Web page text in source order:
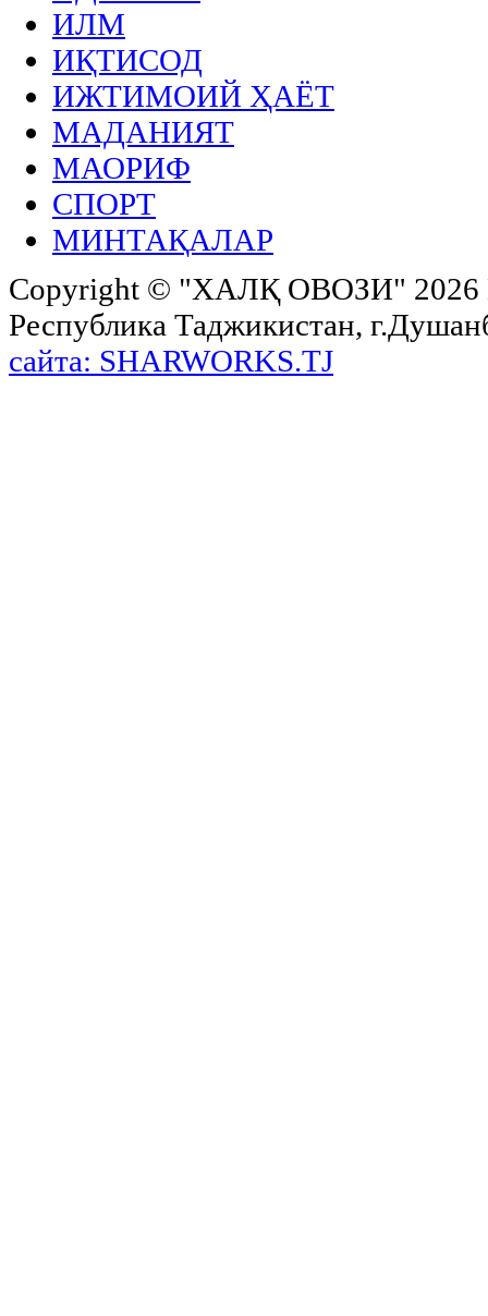
ИЛМ
ИҚТИСОД
ИЖТИМОИЙ ҲАЁТ
МАДАНИЯТ
МАОРИФ
СПОРТ
МИНТАҚАЛАР
Copyright © "ХАЛҚ ОВОЗИ"
Республика Таджикистан,
сайта: SHARWORKS.TJ